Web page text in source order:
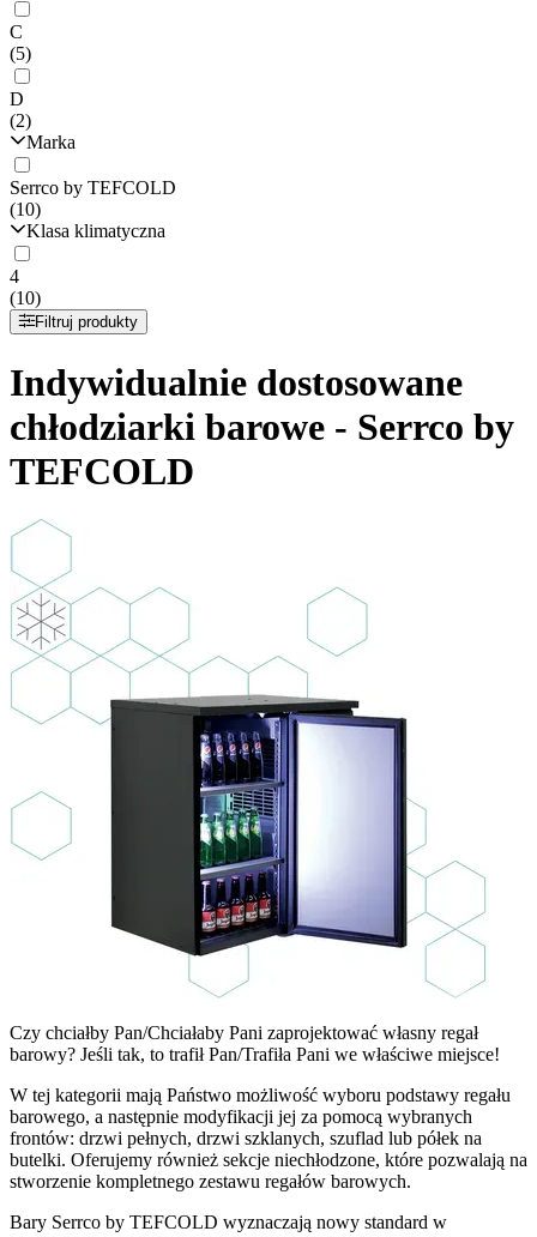
C
(5)
D
(2)
Marka
Serrco by TEFCOLD
(10)
Klasa klimatyczna
4
(10)
Filtruj produkty
Indywidualnie dostosowane
chłodziarki barowe - Serrco by
TEFCOLD
Czy chciałby Pan/Chciałaby Pani zaprojektować własny regał
barowy? Jeśli tak, to trafił Pan/Trafiła Pani we właściwe miejsce!
W tej kategorii mają Państwo możliwość wyboru podstawy regału
barowego, a następnie modyfikacji jej za pomocą wybranych
frontów: drzwi pełnych, drzwi szklanych, szuflad lub półek na
butelki. Oferujemy również sekcje niechłodzone, które pozwalają na
stworzenie kompletnego zestawu regałów barowych.
Bary Serrco by TEFCOLD wyznaczają nowy standard w